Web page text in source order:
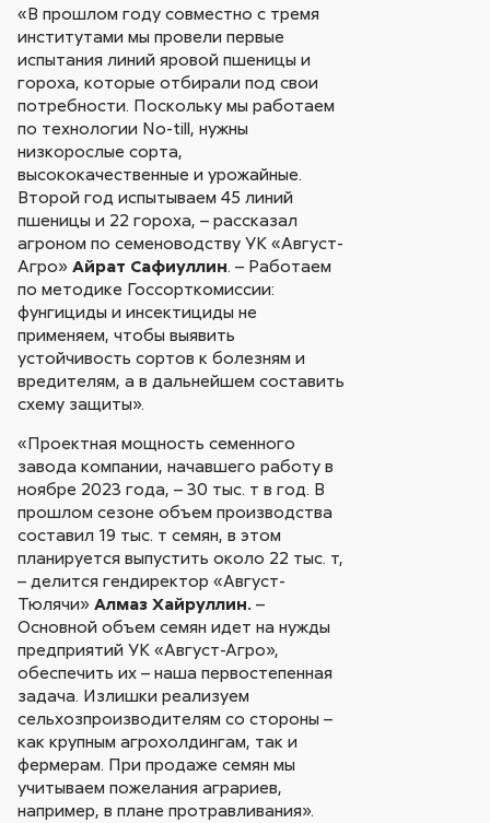
«В прошлом году совместно с тремя
институтами мы провели первые
испытания линий яровой пшеницы и
гороха, которые отбирали под свои
потребности. Поскольку мы работаем
по технологии No-till, нужны
низкорослые сорта,
высококачественные и урожайные.
Второй год испытываем 45 линий
пшеницы и 22 гороха, – рассказал
агроном по семеноводству УК «Август-
Агро»Айрат Сафиуллин. – Работаем
по методике Госсорткомиссии:
фунгициды и инсектициды не
применяем, чтобы выявить
устойчивость сортов к болезням и
вредителям, а в дальнейшем составить
схему защиты».
«Проектная мощность семенного
завода компании, начавшего работу в
ноябре 2023 года, – 30 тыс. т в год. В
прошлом сезоне объем производства
составил 19 тыс. т семян, в этом
планируется выпустить около 22 тыс. т,
– делится гендиректор «Август-
Тюлячи»Алмаз Хайруллин.–
Основной объем семян идет на нужды
предприятий УК «Август-Агро»,
обеспечить их – наша первостепенная
задача. Излишки реализуем
сельхозпроизводителям со стороны –
как крупным агрохолдингам, так и
фермерам. При продаже семян мы
учитываем пожелания аграриев,
например, в плане протравливания».